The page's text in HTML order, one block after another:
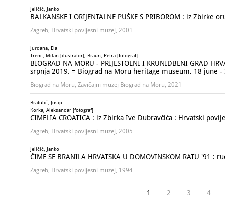
Jeličić, Janko
BALKANSKE I ORIJENTALNE PUŠKE S PRIBOROM : iz
Zagreb, Hrvatski povijesni muzej, 2001
Jurdana, Ela
Trenc, Milan [ilustrator]; Braun, Petra [fotograf]
BIOGRAD NA MORU - PRIJESTOLNI I KRUNIDBENI GRAD
srpnja 2019. = Biograd na Moru heritage museum, 18 june
Biograd na Moru, Zavičajni muzej Biograd na Moru, 2021
Bratulić, Josip
Korka, Aleksandar [fotograf]
CIMELIA CROATICA : iz Zbirka Ive Dubravčića : Hrvatski
Zagreb, Hrvatski povijesni muzej, 2005
Jeličić, Janko
ČIME SE BRANILA HRVATSKA U DOMOVINSKOM RATU '91 :
Zagreb, Hrvatski povijesni muzej, 1994
1 2 3 4